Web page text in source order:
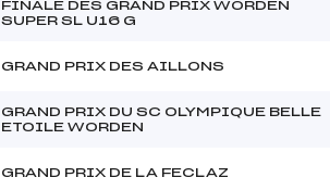
FINALE DES GRAND PRIX WORDEN
SUPER SL U16 G
GRAND PRIX DES AILLONS
GRAND PRIX DU SC OLYMPIQUE BELLE
ETOILE WORDEN
GRAND PRIX DE LA FECLAZ